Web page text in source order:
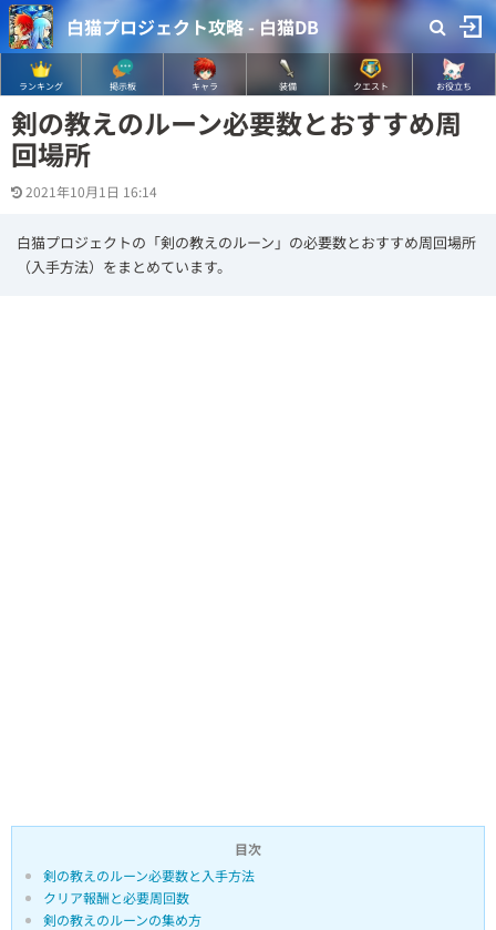
白猫プロジェクト攻略 - 白猫DB
ランキング 掲示板 キャラ 装備 クエスト お役立ち
剣の教えのルーン必要数とおすすめ周
回場所
2021年10月1日 16:14
白猫プロジェクトの「剣の教えのルーン」の必要数とおすすめ周回場所
（入手方法）をまとめています。
目次
剣の教えのルーン必要数と入手方法
クリア報酬と必要周回数
剣の教えのルーンの集め方